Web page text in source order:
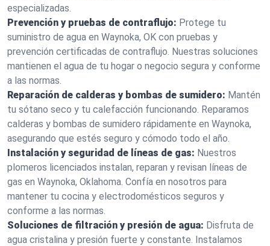
especializadas.
Prevención y pruebas de contraflujo: Protege tu
suministro de agua en Waynoka, OK con pruebas y
prevención certificadas de contraflujo. Nuestras soluciones
mantienen el agua de tu hogar o negocio segura y conforme
a las normas.
Reparación de calderas y bombas de sumidero: Mantén
tu sótano seco y tu calefacción funcionando. Reparamos
calderas y bombas de sumidero rápidamente en Waynoka,
asegurando que estés seguro y cómodo todo el año.
Instalación y seguridad de líneas de gas: Nuestros
plomeros licenciados instalan, reparan y revisan líneas de
gas en Waynoka, Oklahoma. Confía en nosotros para
mantener tu cocina y electrodomésticos seguros y
conforme a las normas.
Soluciones de filtración y presión de agua: Disfruta de
agua cristalina y presión fuerte y constante. Instalamos